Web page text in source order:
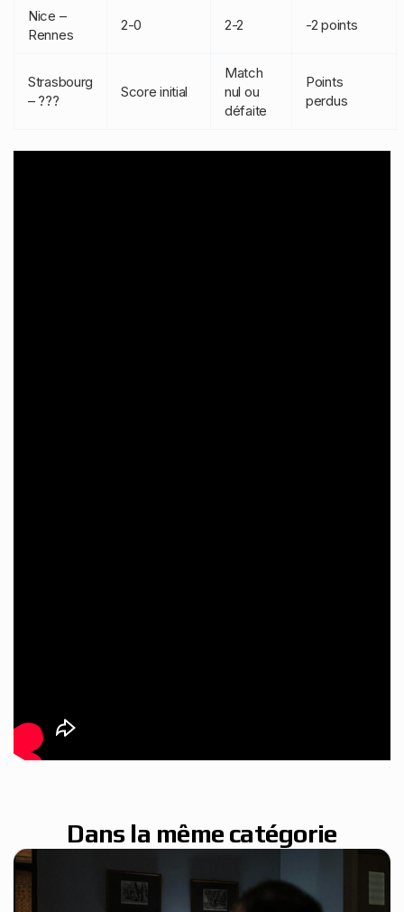
Nice –
Rennes
2-0 2-2 -2 points
Strasbourg
– ???
Score initial
Match
nul ou
défaite
Points
perdus
Dans la même catégorie